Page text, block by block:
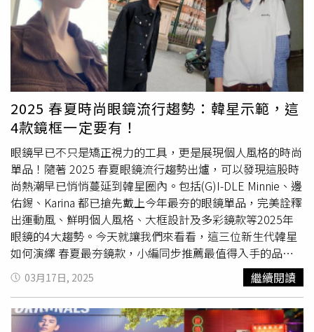
企劃——「大叔泰不泰，娘娘說了算」，邀請泰籍人氣
YouTuber Alizabeth 娘娘擔任「泰味大使」，推出以冬蔭功
為靈感的主題湯底「娘娘嚴選 泰泰滾雞湯」。融合酸辣風
味與雞湯的溫潤醇厚，加入鱸魚、白蝦、蛤蜊等豐富海味，
湯頭層次鮮明、酸辣過癮。此外，雞湯大叔更同步推出多款
創新料理與吃法，像是「泰咖檸香花枝漿」搭配豆紙包裹享
用，花枝滑嫩、豆香滿溢；「泰撩大叔雪花牛」與「泰妃娘
娘嫩雞胸」則推薦搭配爽脆豆芽一同涮煮，吸附湯底精華；
甜點亦可以「大叔現沖泰奶」結合「泰奶冰淇淋」，化身漂
浮奶茶，為用餐劃下甜蜜句點。而最具互動趣味的則是「泰
香搖搖酥肉條」，以印有品牌LOGO與泰式元素的紙袋盛
裝，開吃前先大力搖晃，不只好玩更入味，從視覺到味覺都
充滿泰式巧思。另有「泰鮮手打蝦丸」等泰味小品，均可搭
配658元的「泰享受獨享餐」或1,288元的「泰滿足雙人
餐」。即日起至9/15，凡點購泰國季任一套餐，即可獲得
「娘娘開運刮刮卡」乙張（可累贈），有機會抽中套餐兌換
券、FunNow 泰式按摩優惠碼，及限量聯名周邊如「皇牌出
巡｜娘娘大叔傳奇牌組」等好禮。三燔「黃金檸檬鍋」使用
的湯底是在柴魚昆布高湯中調入檸檬原汁，再以鹽麴提鮮增
搜出來～（圖／攝自ig提供）（圖／hourlyjisoo_ ig提供）
這款CHARLES & KEITH Masei長靴洋溢酷帥俐落氛圍，高
挑女生穿了超霸氣、嬌小女生也能完美修飾比例！大膽的金
屬釦環設計融合復古與前衛美感，搭配 7 公分粗跟穩固好
走，能瞬間拉長雙腿線條，是今年
街頭穿搭中不可忽視的焦
點鞋款。CHARLES & KEITH Masei 釦環V字長靴 (深咖啡色)
／3,590元（圖／品牌提供）
2025 春夏時尚眼鏡流行趨勢：韓星示範，這
4款鏡框一定要有！
眼鏡早已不只是矯正視力的工具，更是展現個人風格的時尚
單品！隨著 2025 春夏眼鏡流行趨勢出爐，可以發現這股時
尚熱潮早已悄悄蔓延到韓星圈內。包括(G)I-DLE Minnie、邊
佑錫、Karina 都已搶先戴上今年最夯的眼鏡單品，完美詮釋
出運動風、鮮明個人風格、大框設計及多彩鏡款等2025年
眼鏡的4大趨勢。今天就讓我們來看看，這三位新生代韓星
如何演繹 春夏最夯鏡款，小編同步推薦最值得入手的品牌
與型號！(G)I-DLE Minnie時尚復古 +冷酷感，Y2K 女王駕
到！身為韓國人氣女團 (G)I-DLE 的時尚擔當，Minnie 的穿
來感 Y2K，還是歐美辣妹風，她都能駕馭得恰到好處！這次
03月17日, 2025 繼續閱讀